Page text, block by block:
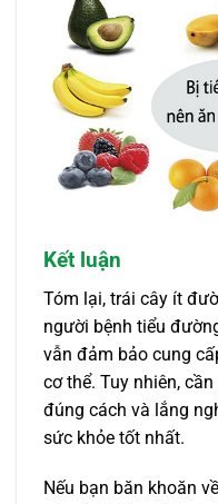
Kết luận
Tóm lại, trái cây ít
người bệnh tiểu
vẫn đảm bảo cung
cơ thể. Tuy nhiên,
đúng cách và lắng
sức khỏe tốt nhất.
Nếu bạn băn khoăn